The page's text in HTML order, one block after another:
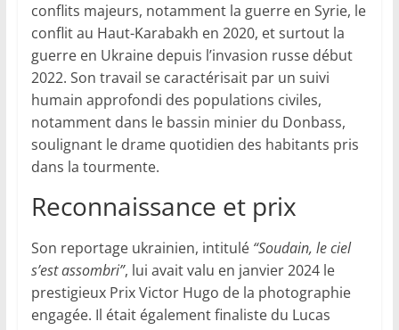
conflits majeurs, notamment la guerre en Syrie, le
conflit au Haut-Karabakh en 2020, et surtout la
guerre en Ukraine depuis l’invasion russe début
2022. Son travail se caractérisait par un suivi
humain approfondi des populations civiles,
notamment dans le bassin minier du Donbass,
soulignant le drame quotidien des habitants pris
dans la tourmente.
Reconnaissance et prix
Son reportage ukrainien, intitulé “Soudain, le ciel
s’est assombri”, lui avait valu en janvier 2024 le
prestigieux Prix Victor Hugo de la photographie
engagée. Il était également finaliste du Lucas